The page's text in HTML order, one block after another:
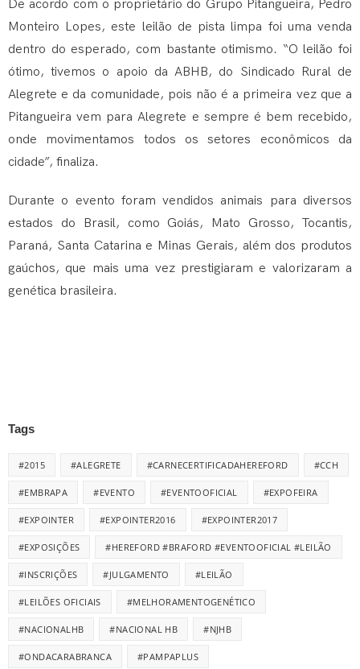
De acordo com o proprietário do Grupo Pitangueira, Pedro
Monteiro Lopes, este leilão de pista limpa foi uma venda
dentro do esperado, com bastante otimismo. “O leilão foi
ótimo, tivemos o apoio da ABHB, do Sindicado Rural de
Alegrete e da comunidade, pois não é a primeira vez que a
Pitangueira vem para Alegrete e sempre é bem recebido,
onde movimentamos todos os setores econômicos da
cidade”, finaliza.
Durante o evento foram vendidos animais para diversos
estados do Brasil, como Goiás, Mato Grosso, Tocantis,
Paraná, Santa Catarina e Minas Gerais, além dos produtos
gaúchos, que mais uma vez prestigiaram e valorizaram a
genética brasileira.
Tags
#2015 #ALEGRETE #CARNECERTIFICADAHEREFORD #CCH
#EMBRAPA #EVENTO #EVENTOOFICIAL #EXPOFEIRA
#EXPOINTER #EXPOINTER2016 #EXPOINTER2017
#EXPOSIÇÕES #HEREFORD #BRAFORD #EVENTOOFICIAL #LEILÃO
#INSCRIÇÕES #JULGAMENTO #LEILÃO
#LEILÕES OFICIAIS #MELHORAMENTOGENÉTICO
#NACIONALHB #NACIONAL HB #NJHB
#ONDACARABRANCA #PAMPAPLUS